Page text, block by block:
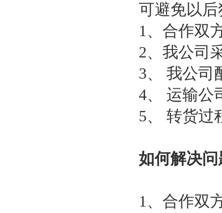
可避免以
1、合作双
2、我公司
3、 我公司
4、 运输公
5、 转货过
如何解决问
1、合作双